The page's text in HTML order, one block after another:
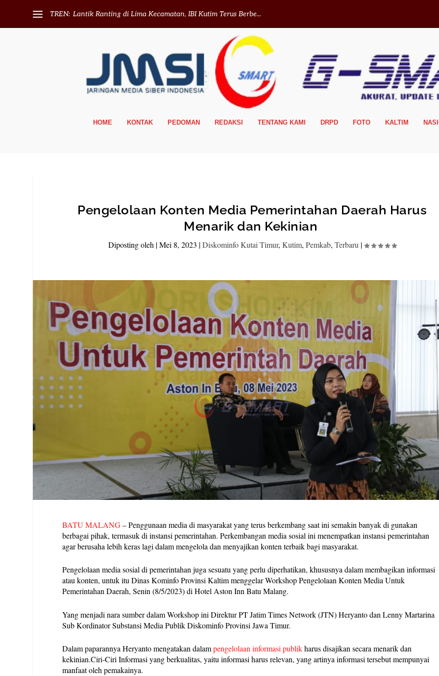
TREN: Lantik Ranting di Lima Kecamatan, IBI Kutim Terus Berbe...
HOME KONTAK PEDOMAN REDAKSI TENTANG KAMI DRPD FOTO KALTIM
Pengelolaan Konten Media Pemerintahan Daerah Harus
Menarik dan Kekinian
Diposting oleh |Mei 8, 2023 |Diskominfo Kutai Timur, Kutim, Pemkab, Terbaru |
BATU MALANG– Penggunaan media di masyarakat yang terus berkembang saat ini semakin banyak di gunakan
berbagai pihak, termasuk di instansi pemerintahan. Perkembangan media sosial ini menempatkan instansi pemerintahan
agar berusaha lebih keras lagi dalam mengelola dan menyajikan konten terbaik bagi masyarakat.
Pengelolaan media sosial di pemerintahan juga sesuatu yang perlu diperhatikan, khususnya dalam membagikan informasi
atau konten, untuk itu Dinas Kominfo Provinsi Kaltim menggelar Workshop Pengelolaan Konten Media Untuk
Pemerintahan Daerah, Senin (8/5/2023) di Hotel Aston Inn Batu Malang.
Yang menjadi nara sumber dalam Workshop ini Direktur PT Jatim Times Network (JTN) Heryanto dan Lenny Martarina
Sub Kordinator Substansi Media Publik Diskominfo Provinsi Jawa Timur.
Dalam paparannya Heryanto mengatakan dalampengelolaan informasi publikharus disajikan secara menarik dan
kekinian.Ciri-Ciri Informasi yang berkualitas, yaitu informasi harus relevan, yang artinya informasi tersebut mempunyai
manfaat oleh pemakainya.